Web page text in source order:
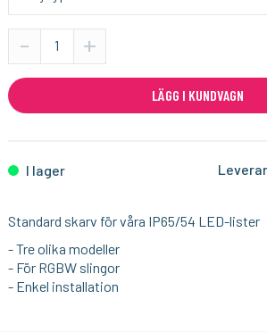
- +
LÄGG I KUNDVAGN
I lager
Standard skarv för våra IP65/54 LED-lister
- Tre olika modeller
- För RGBW slingor
- Enkel installation